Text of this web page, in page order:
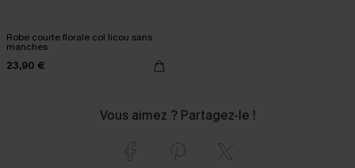
Robe courte florale col licou sans
manches
23,90 €
Vous aimez ? Partagez-le !